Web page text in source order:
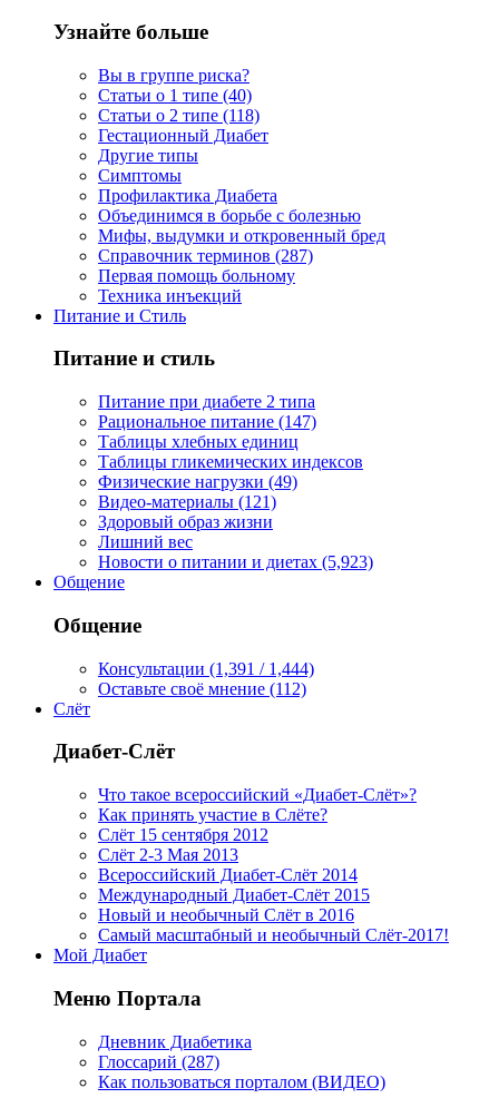
Узнайте больше
Вы в группе риска?
Статьи о 1 типе (40)
Статьи о 2 типе (118)
Гестационный Диабет
Другие типы
Симптомы
Профилактика Диабета
Объединимся в борьбе с болезнью
Мифы, выдумки и откровенный бред
Справочник терминов (287)
Первая помощь больному
Техника инъекций
Питание и Стиль
Питание и стиль
Питание при диабете 2 типа
Рациональное питание (147)
Таблицы хлебных единиц
Таблицы гликемических индексов
Физические нагрузки (49)
Видео-материалы (121)
Здоровый образ жизни
Лишний вес
Новости о питании и диетах (5,923)
Общение
Общение
Консультации (1,391 / 1,444)
Оставьте своё мнение (112)
Слёт
Диабет-Слёт
Что такое всероссийский «Диабет-Слёт»?
Как принять участие в Слёте?
Слёт 15 сентября 2012
Слёт 2-3 Мая 2013
Всероссийский Диабет-Слёт 2014
Международный Диабет-Слёт 2015
Новый и необычный Слёт в 2016
Самый масштабный и необычный Слёт-2017!
Мой Диабет
Меню Портала
Дневник Диабетика
Глоссарий (287)
Как пользоваться порталом (ВИДЕО)